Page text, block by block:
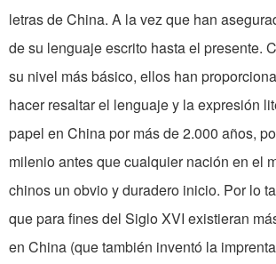
letras de China. A la vez que han
de su lenguaje escrito hasta el presente.
su nivel más básico, ellos han
hacer resaltar el lenguaje y la expresión
papel en China por más de 2.000 años,
milenio antes que cualquier nación en el
chinos un obvio y duradero inicio. Por lo
que para fines del Siglo XVI existieran
en China (que también inventó la